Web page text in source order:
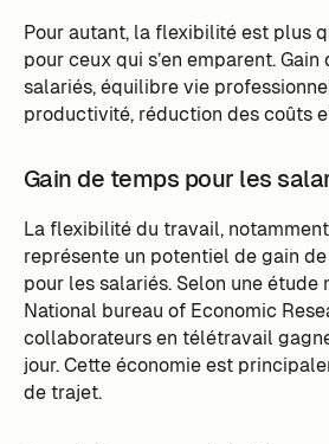
Pour autant, la flexibilité est plus
pour ceux qui s’en emparent.
salariés, équilibre vie
productivité, réduction des coûts
Gain de temps pour les
La flexibilité du travail,
représente un potentiel de gain
pour les salariés. Selon une étude
National bureau of Economic
collaborateurs en télétravail
jour. Cette économie est
de trajet.